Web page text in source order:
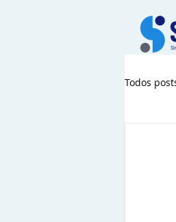
Todos